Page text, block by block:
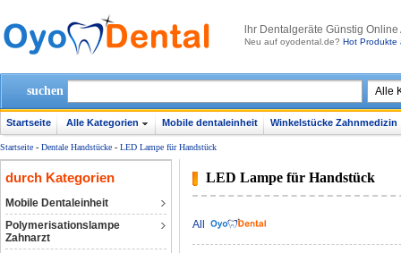
lhr Dentalgeräte Günstig
Neu auf oyodental.de? Hot Produkte
suchen
Startseite Alle Kategorien Mobile dentaleinheit Winkelstücke Zahnmedizin
Startseite - Dentale Handstücke - LED Lampe für Handstück
durch Kategorien
Mobile Dentaleinheit
Polymerisationslampe
Zahnarzt
LED Lampe für Handstück
All